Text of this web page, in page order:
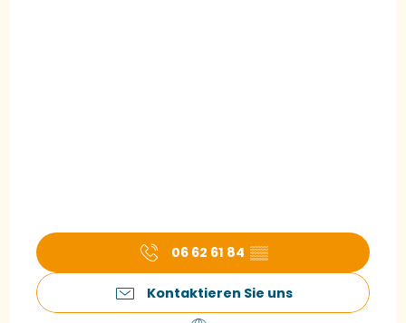
06 62 61 84 ▒▒
Kontaktieren Sie uns